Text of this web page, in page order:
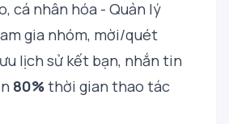
cá nhân hóa - Quản lý
gia nhóm, mời/quét
lịch sử kết bạn, nhắn tin
80%thời gian thao tác